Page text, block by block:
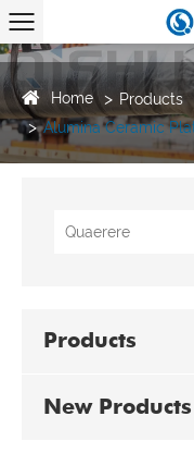
Home Products
Alumina Ceramic
Products
New Products